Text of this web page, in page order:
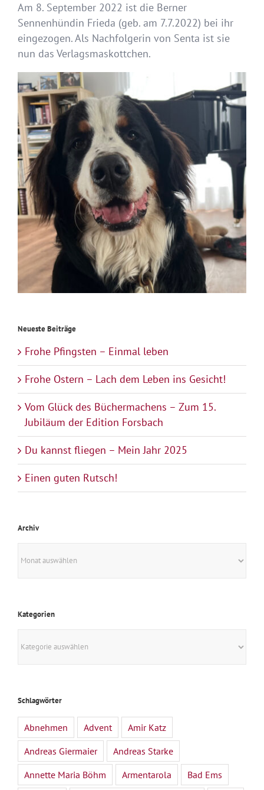
Am 8. September 2022 ist die Berner
Sennenhündin Frieda (geb. am 7.7.2022) bei ihr
eingezogen. Als Nachfolgerin von Senta ist sie
nun das Verlagsmaskottchen.
Neueste Beiträge
Frohe Pfingsten – Einmal leben
Frohe Ostern – Lach dem Leben ins Gesicht!
Vom Glück des Büchermachens – Zum 15.
Jubiläum der Edition Forsbach
Du kannst fliegen – Mein Jahr 2025
Einen guten Rutsch!
Archiv
Kategorien
Schlagwörter
Abnehmen Advent
Amir Katz
Andreas Giermaier
Andreas Starke
Annette Maria Böhm
Armentarola
Bad Ems